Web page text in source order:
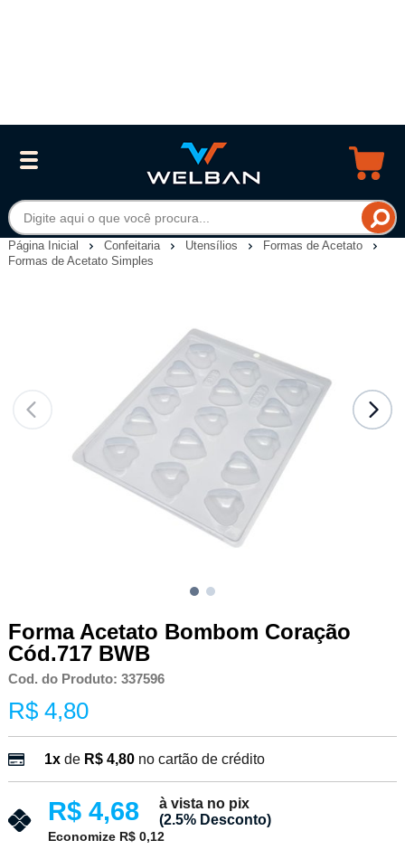
Página Inicial Confeitaria Utensílios
Formas de Acetato
Formas de Acetato Simples
Forma Acetato Bombom Coração
Cód.717 BWB
Cod. do Produto: 337596
R$ 4,80
1xde R$ 4,80 no cartão de crédito
R$ 4,68
à vista no pix
(2.5% Desconto)
Economize R$ 0,12